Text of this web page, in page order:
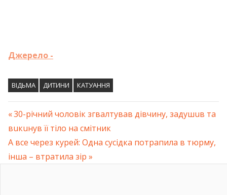
Джерело -
ВІДЬМА ДИТИНИ КАТУАННЯ
Навігація
записів
Previous
Post:
30-річний чоловік згвaлтyвaв дівчину, зaдyшuв та
вuкuнyв її тiлo на смітник
Next
Post:
А все через курей: Одна сусідка потрапила в тюpму,
інша – втратила зір